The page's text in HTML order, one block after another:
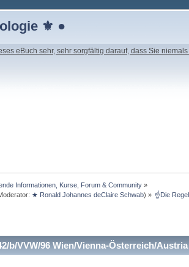
⚜ ●
eBuch sehr, sehr sorgfältig darauf, dass Sie
Informationen, Kurse, Forum & Community »
★ Ronald Johannes deClaire Schwab) » ☝Die
b/VVW/96 Wien/Vienna-Österreich/